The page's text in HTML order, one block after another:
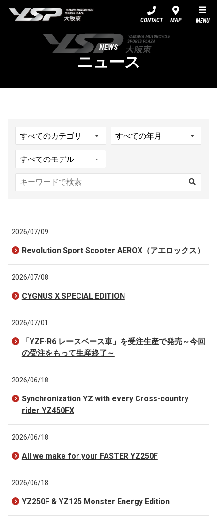
CONTACT MAP MENU
NEWS
ニュース
2026/07/09
Revolution Sport Scooter AEROX（アエロックス）
2026/07/08
CYGNUS X SPECIAL EDITION
2026/07/01
「YZF-R6 レースベース車」を受注生産で発売～今回
の受注をもって生産終了～
2026/06/18
Synchronization YZ with every Cross-country
rider YZ450FX
2026/06/18
All we make for your FASTER YZ250F
2026/06/18
YZ250F & YZ125 Monster Energy Edition